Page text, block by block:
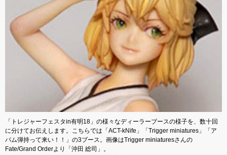
「トレジャーフェスタin有明18」の様々なディーラーブースの様子を、数十回
に分けてお伝えします。こちらでは「ACT-kNife」「Trigger miniatures」「ア
パム弾持って来い！！」の3ブース。画像はTrigger miniaturesさんの
Fate/Grand Orderより「沖田 総司」。